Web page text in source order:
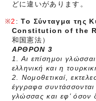
どに違いがあります。
2 :Το Σύνταγμα της
Constitution of the
和国憲法）
ΑΡΘΡΟΝ 3
1. Αι επίσημοι
ελληνική και η
2. Νομοθετικαί,
έγγραφα
γλώσσας και εφ’ όσον